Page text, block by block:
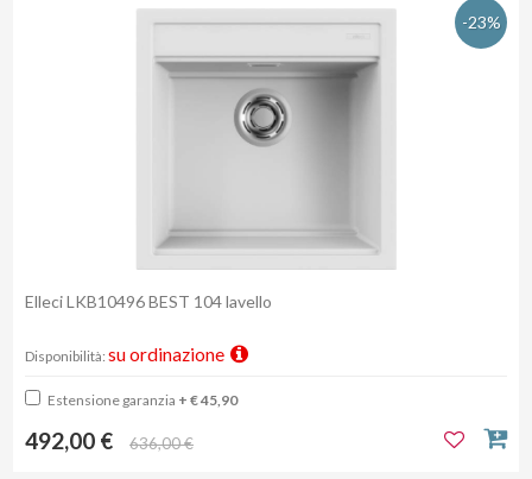
-23%
Elleci LKB10496 BEST 104 lavello
Disponibilità: su ordinazione
Estensione garanzia + € 45,90
492,00 € 636,00 €